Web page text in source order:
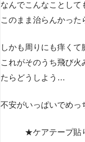
なんでこんなことし
このまま治らんかった
しかも周りにも痒く
これがそのうち飛び火
たらどうしよう…
不安がいっぱいでめ
★ケアテープ貼り